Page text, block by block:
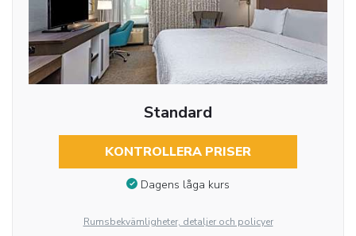
Standard
KONTROLLERA PRISER
Dagens låga kurs
Rumsbekvämligheter, detaljer och policyer